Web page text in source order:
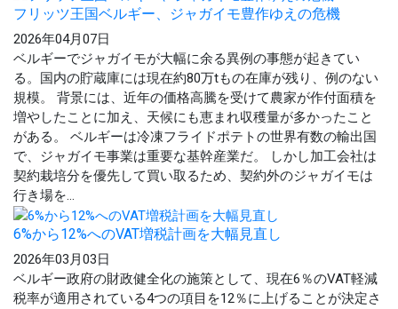
フリッツ王国ベルギー、ジャガイモ豊作ゆえの危機
2026年04月07日
ベルギーでジャガイモが大幅に余る異例の事態が起きてい
る。国内の貯蔵庫には現在約80万tもの在庫が残り、例のない
規模。 背景には、近年の価格高騰を受けて農家が作付面積を
増やしたことに加え、天候にも恵まれ収穫量が多かったこと
がある。 ベルギーは冷凍フライドポテトの世界有数の輸出国
で、ジャガイモ事業は重要な基幹産業だ。 しかし加工会社は
契約栽培分を優先して買い取るため、契約外のジャガイモは
行き場を...
6%から12%へのVAT増税計画を大幅見直し
2026年03月03日
ベルギー政府の財政健全化の施策として、現在6％のVAT軽減
税率が適用されている4つの項目を12％に上げることが決定さ